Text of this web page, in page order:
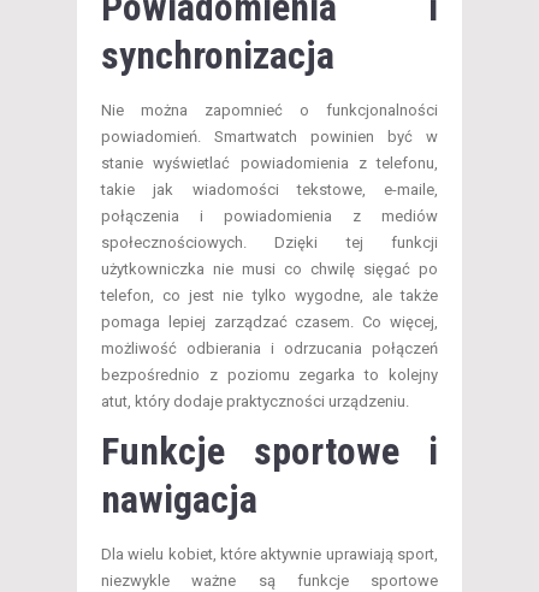
synchronizacja
Nie można zapomnieć o funkcjonalności
powiadomień. Smartwatch powinien być w
stanie wyświetlać powiadomienia z telefonu,
takie jak wiadomości tekstowe, e-maile,
połączenia i powiadomienia z mediów
społecznościowych. Dzięki tej funkcji
użytkowniczka nie musi co chwilę sięgać po
telefon, co jest nie tylko wygodne, ale także
pomaga lepiej zarządzać czasem. Co więcej,
możliwość odbierania i odrzucania połączeń
bezpośrednio z poziomu zegarka to kolejny
atut, który dodaje praktyczności urządzeniu.
Funkcje sportowe i
nawigacja
Dla wielu kobiet, które aktywnie uprawiają sport,
niezwykle ważne są funkcje sportowe